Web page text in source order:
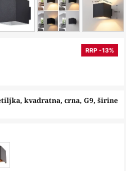
kvadratna, crna, G9, širine
RRP -13%